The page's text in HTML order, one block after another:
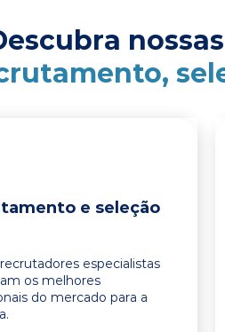
e seleção
especialistas
os melhores
do mercado para a